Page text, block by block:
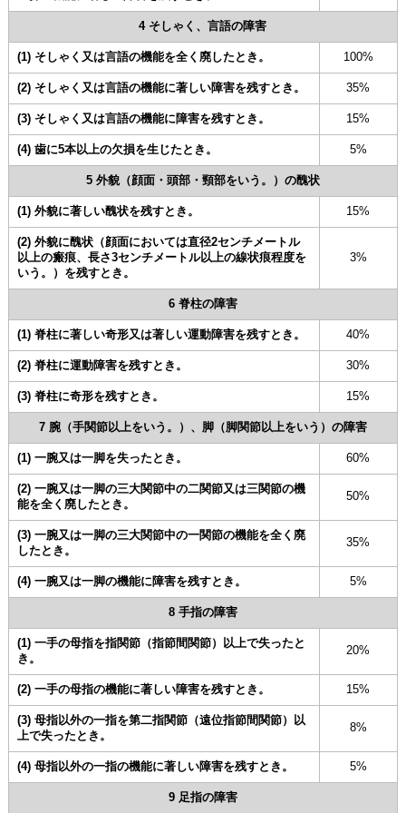
4 そしゃく、言語の障害
(1) そしゃく又は言語の機能を全く廃したとき。 100%
(2) そしゃく又は言語の機能に著しい障害を残すとき。 35%
(3) そしゃく又は言語の機能に障害を残すとき。 15%
(4) 歯に5本以上の欠損を生じたとき。 5%
5 外貌（顔面・頭部・頸部をいう。）の醜状
(1) 外貌に著しい醜状を残すとき。 15%
(2) 外貌に醜状（顔面においては直径2センチメートル
以上の瘢痕、長さ3センチメートル以上の線状痕程度を
いう。）を残すとき。
3%
6 脊柱の障害
(1) 脊柱に著しい奇形又は著しい運動障害を残すとき。 40%
(2) 脊柱に運動障害を残すとき。 30%
(3) 脊柱に奇形を残すとき。 15%
7 腕（手関節以上をいう。）、脚（脚関節以上をいう）の障害
(1) 一腕又は一脚を失ったとき。 60%
(2) 一腕又は一脚の三大関節中の二関節又は三関節の機
能を全く廃したとき。
50%
(3) 一腕又は一脚の三大関節中の一関節の機能を全く廃
したとき。
35%
(4) 一腕又は一脚の機能に障害を残すとき。 5%
8 手指の障害
(1) 一手の母指を指関節（指節間関節）以上で失ったと
き。
20%
(2) 一手の母指の機能に著しい障害を残すとき。 15%
(3) 母指以外の一指を第二指関節（遠位指節間関節）以
上で失ったとき。
8%
(4) 母指以外の一指の機能に著しい障害を残すとき。 5%
9 足指の障害